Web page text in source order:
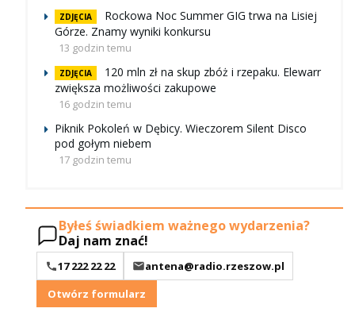
ZDJĘCIA
Rockowa Noc Summer GIG trwa na Lisiej
Górze. Znamy wyniki konkursu
13 godzin temu
ZDJĘCIA
120 mln zł na skup zbóż i rzepaku. Elewarr
zwiększa możliwości zakupowe
16 godzin temu
Piknik Pokoleń w Dębicy. Wieczorem Silent Disco
pod gołym niebem
17 godzin temu
Byłeś świadkiem ważnego wydarzenia?
Daj nam znać!
17 222 22 22
antena@radio.rzeszow.pl
Otwórz formularz